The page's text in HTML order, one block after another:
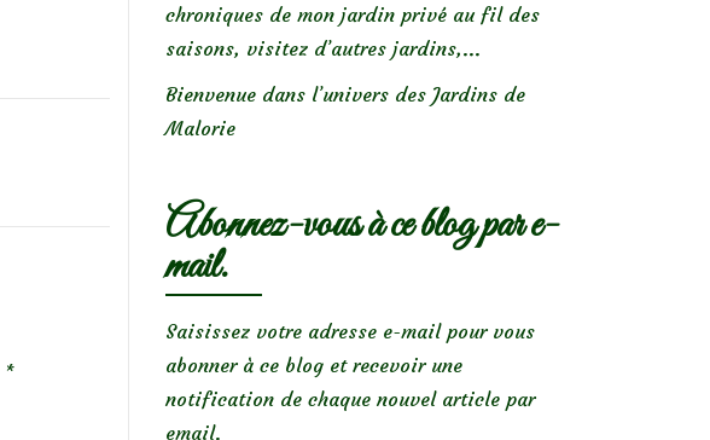
*
chroniques de mon jardin privé au fil des
saisons, visitez d’autres jardins,...
Bienvenue dans l’univers des Jardins de
Malorie
Abonnez-vous à ce blog par e-
mail.
Saisissez votre adresse e-mail pour vous
abonner à ce blog et recevoir une
notification de chaque nouvel article par
email.